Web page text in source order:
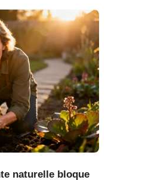
naturelle bloque